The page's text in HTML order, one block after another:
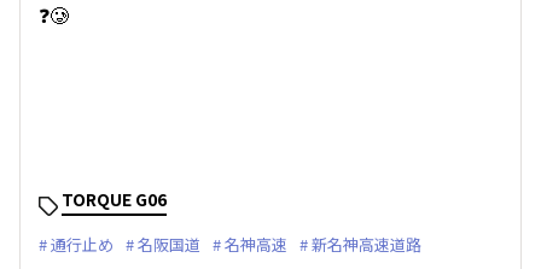
❓️🥲
TORQUE G06
通行止め 名阪国道 名神高速 新名神高速道路